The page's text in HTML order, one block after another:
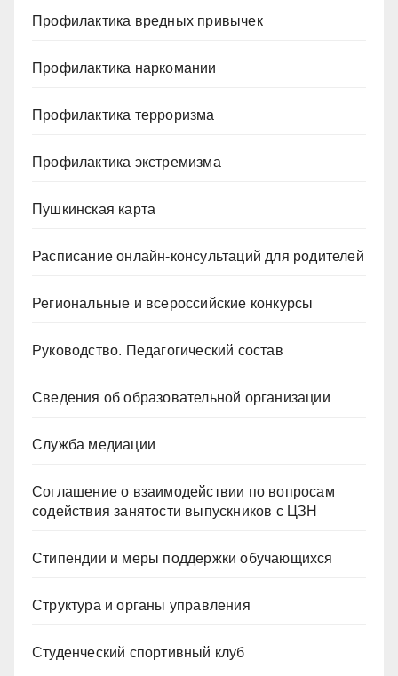
Профилактика вредных привычек
Профилактика наркомании
Профилактика терроризма
Профилактика экстремизма
Пушкинская карта
Расписание онлайн-консультаций для родителей
Региональные и всероссийские конкурсы
Руководство. Педагогический состав
Сведения об образовательной организации
Служба медиации
Соглашение о взаимодействии по вопросам
содействия занятости выпускников с ЦЗН
Стипендии и меры поддержки обучающихся
Структура и органы управления
Студенческий спортивный клуб